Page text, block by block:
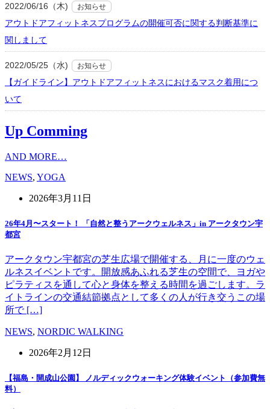
2022/06/16（木) お知らせ
アウトドアフィットネスプログラムの開催可否に関する判断基準に
関しまして
2022/05/25（水) お知らせ
【ガイドライン】アウトドアフィットネスにおけるマスク着用につ
いて
Up Comming
AND MORE…
NEWS, YOGA
2026年3月11日
26年4月〜スタート！ 「自然と整うアークウェルネス」in アークタウン宇
都宮
アークタウン宇都宮の芝生広場で開催する、月に一度のウェ
ルネスイベントです。開放感あふれる芝生の空間で、ヨガや
ピラティスを通して心と身体を整える時間を過ごします。ラ
イトラインの交通結節拠点として多くの人が行き交うこの場
所で […]
NEWS, NORDIC WALKING
2026年2月12日
【福島・開成山公園】 ノルディックウォーキング体験イベント（参加費無
料）